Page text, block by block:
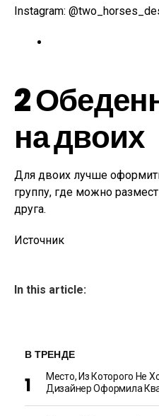
Instagram:
2
на двоих
Для двоих лучше
группу, где можно
друга.
Источник
In this article:
В ТРЕНДЕ
Место, Из Которого Не
Дизайнер Оформила